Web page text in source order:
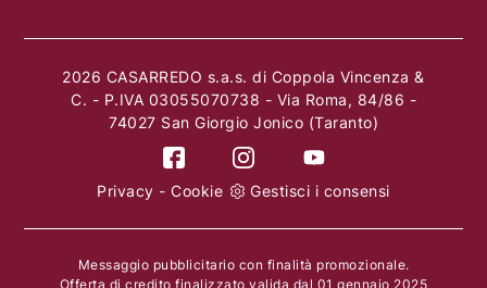
2026 CASARREDO s.a.s. di Coppola Vincenza &
C. - P.IVA 03055070738 - Via Roma, 84/86 -
74027 San Giorgio Jonico (Taranto)
Privacy -Cookie Gestisci i consensi
Messaggio pubblicitario con finalità promozionale.
Offerta di credito finalizzato valida dal 01 gennaio 2025